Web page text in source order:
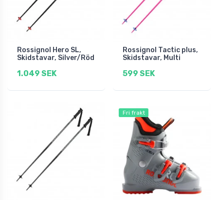
Rossignol Hero SL,
Skidstavar, Silver/Röd
1.049 SEK
Rossignol Tactic plus,
Skidstavar, Multi
599 SEK
Fri frakt